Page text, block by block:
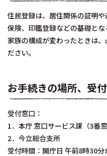
住民登録は、居住関係の証明
保険、印鑑登録などの基礎と
家族の構成が変わったときは
ださい。
お手続きの場所、受
受付窓口：
1．本庁 窓口サービス課（3番窓
2．今立総合支所
受付時間：開庁日 午前8時30